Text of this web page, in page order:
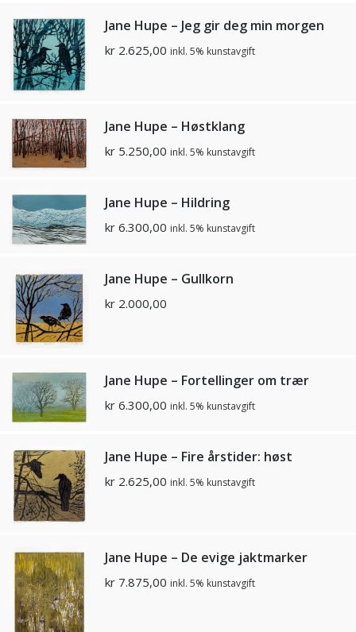
Jane Hupe – Jeg gir deg min morgen
kr 2.625,00 inkl. 5% kunstavgift
Jane Hupe – Høstklang
kr 5.250,00 inkl. 5% kunstavgift
Jane Hupe – Hildring
kr 6.300,00 inkl. 5% kunstavgift
Jane Hupe – Gullkorn
kr 2.000,00
Jane Hupe – Fortellinger om trær
kr 6.300,00 inkl. 5% kunstavgift
Jane Hupe – Fire årstider: høst
kr 2.625,00 inkl. 5% kunstavgift
Jane Hupe – De evige jaktmarker
kr 7.875,00 inkl. 5% kunstavgift